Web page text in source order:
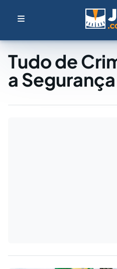
Tudo de
a